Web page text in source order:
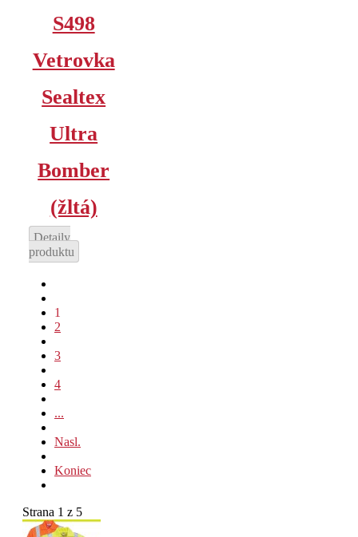
S498
Vetrovka
Sealtex
Ultra
Bomber
(žltá)
Detaily
produktu
1
2
3
4
...
Nasl.
Koniec
Strana 1 z 5